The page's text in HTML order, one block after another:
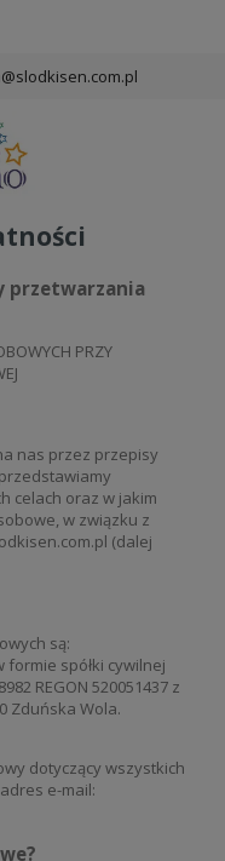
przetwarzania
PRZY
nas przez przepisy
celach oraz w jakim
w związku z
(dalej
są:
formie spółki cywilnej
REGON 520051437 z
Zduńska Wola.
dotyczący wszystkich
e-mail: